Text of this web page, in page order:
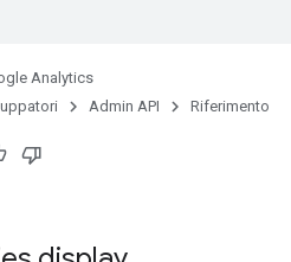
Analytics
Admin API Riferimento